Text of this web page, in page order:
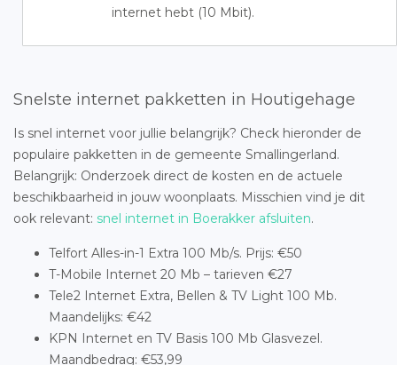
internet hebt (10 Mbit).
Snelste internet pakketten in Houtigehage
Is snel internet voor jullie belangrijk? Check hieronder de
populaire pakketten in de gemeente Smallingerland.
Belangrijk: Onderzoek direct de kosten en de actuele
beschikbaarheid in jouw woonplaats. Misschien vind je dit
ook relevant: snel internet in Boerakker afsluiten.
Telfort Alles-in-1 Extra 100 Mb/s. Prijs: €50
T-Mobile Internet 20 Mb – tarieven €27
Tele2 Internet Extra, Bellen & TV Light 100 Mb.
Maandelijks: €42
KPN Internet en TV Basis 100 Mb Glasvezel.
Maandbedrag: €53,99